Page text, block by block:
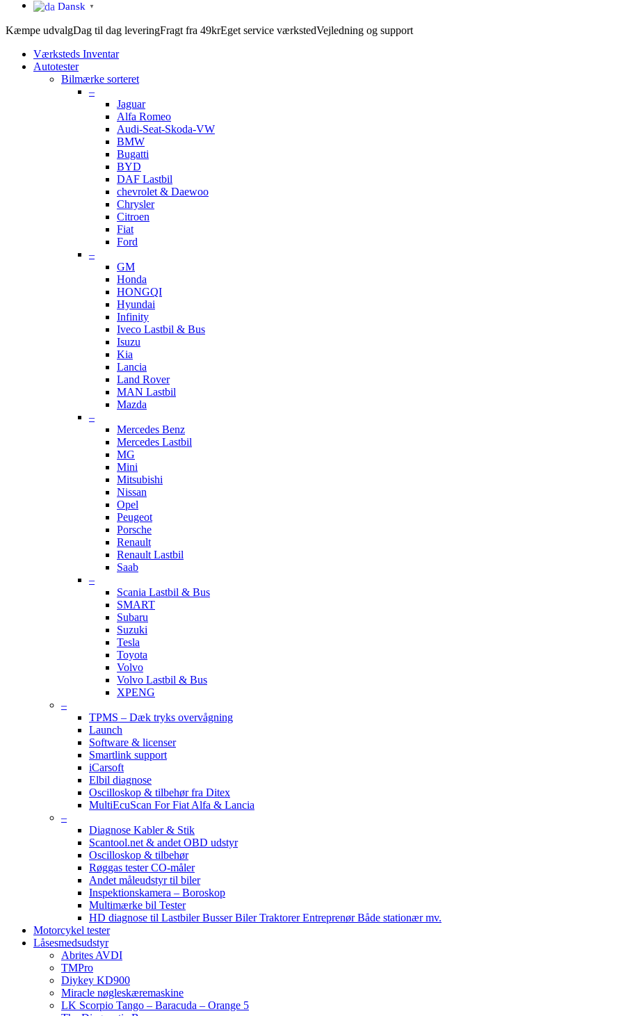
Dansk ▼
Kæmpe udvalgDag til dag leveringFragt fra 49krEget service værkstedVejledning og support
Værksteds Inventar
Autotester
Bilmærke sorteret
–
Jaguar
Alfa Romeo
Audi-Seat-Skoda-VW
BMW
Bugatti
BYD
DAF Lastbil
chevrolet & Daewoo
Chrysler
Citroen
Fiat
Ford
–
GM
Honda
HONGQI
Hyundai
Infinity
Iveco Lastbil & Bus
Isuzu
Kia
Lancia
Land Rover
MAN Lastbil
Mazda
–
Mercedes Benz
Mercedes Lastbil
MG
Mini
Mitsubishi
Nissan
Opel
Peugeot
Porsche
Renault
Renault Lastbil
Saab
–
Scania Lastbil & Bus
SMART
Subaru
Suzuki
Tesla
Toyota
Volvo
Volvo Lastbil & Bus
XPENG
–
TPMS – Dæk tryks overvågning
Launch
Software & licenser
Smartlink support
iCarsoft
Elbil diagnose
Oscilloskop & tilbehør fra Ditex
MultiEcuScan For Fiat Alfa & Lancia
–
Diagnose Kabler & Stik
Scantool.net & andet OBD udstyr
Oscilloskop & tilbehør
Røggas tester CO-måler
Andet måleudstyr til biler
Inspektionskamera – Boroskop
Multimærke bil Tester
HD diagnose til Lastbiler Busser Biler Traktorer Entreprenør Både stationær mv.
Motorcykel tester
Låsesmedsudstyr
Abrites AVDI
TMPro
Diykey KD900
Miracle nøgleskæremaskine
LK Scorpio Tango – Baracuda – Orange 5